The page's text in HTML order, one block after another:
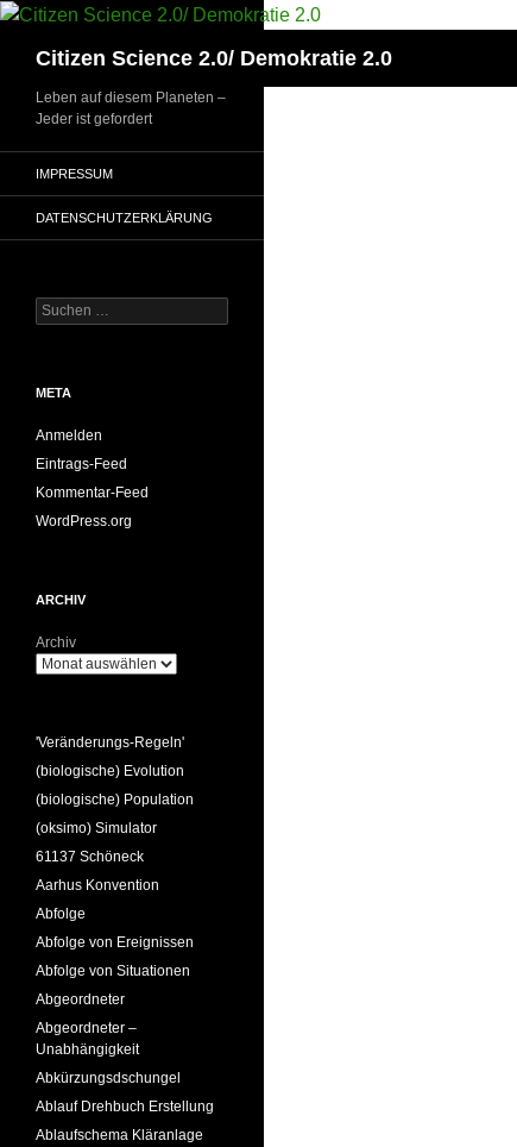
Zum
springenCitizen Science 2.0/ Demokratie 2.0
Leben auf diesem Planeten –
Jeder ist gefordert
IMPRESSUM
DATENSCHUTZERKLÄRUNG
Suchen
nach:
META
Anmelden
Eintrags-Feed
Kommentar-Feed
WordPress.org
ARCHIV
Archiv
'Veränderungs-Regeln'
(biologische) Evolution
(biologische) Population
(oksimo) Simulator
61137 Schöneck
Aarhus Konvention
Abfolge
Abfolge von Ereignissen
Abfolge von Situationen
Abgeordneter
Abgeordneter –
Unabhängigkeit
Abkürzungsdschungel
Ablauf Drehbuch Erstellung
Ablaufschema Kläranlage